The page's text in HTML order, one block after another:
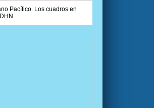
Pacífico. Los cuadros en